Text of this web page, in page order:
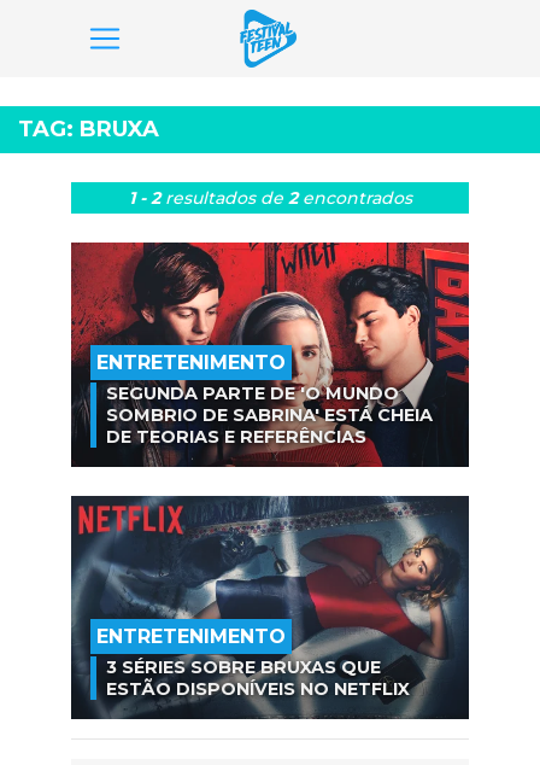
para
o
conteúdo
TAG: BRUXA
1 - 2resultados de 2encontrados
ENTRETENIMENTO
SEGUNDA PARTE DE 'O MUNDO
SOMBRIO DE SABRINA' ESTÁ CHEIA
DE TEORIAS E REFERÊNCIAS
ENTRETENIMENTO
3 SÉRIES SOBRE BRUXAS QUE
ESTÃO DISPONÍVEIS NO NETFLIX